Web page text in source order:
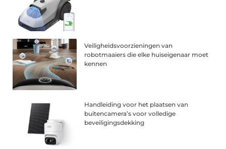
Veiligheidsvoorzieningen van
robotmaaiers die elke huiseigenaar moet
kennen
Handleiding voor het plaatsen van
buitencamera’s voor volledige
beveiligingsdekking